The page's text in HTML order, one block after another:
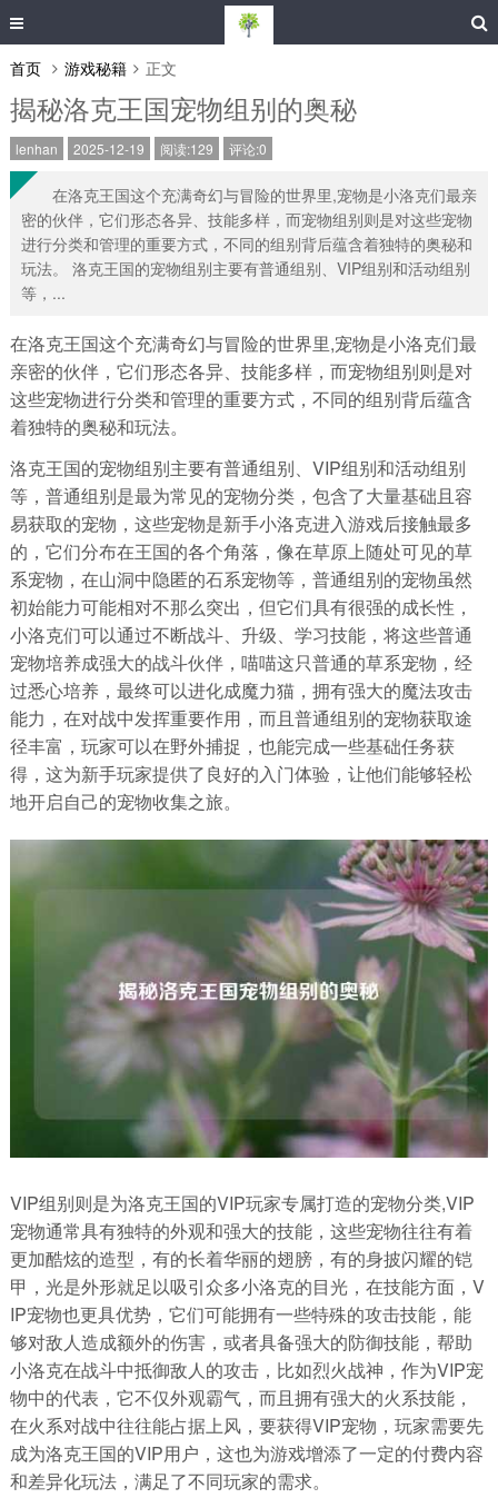
首页 游戏秘籍 正文
揭秘洛克王国宠物组别的奥秘
lenhan 2025-12-19 阅读:129 评论:0
在洛克王国这个充满奇幻与冒险的世界里,宠物是小洛克们最亲
密的伙伴，它们形态各异、技能多样，而宠物组别则是对这些宠物
进行分类和管理的重要方式，不同的组别背后蕴含着独特的奥秘和
玩法。 洛克王国的宠物组别主要有普通组别、VIP组别和活动组别
等，...
在洛克王国这个充满奇幻与冒险的世界里,宠物是小洛克们最
亲密的伙伴，它们形态各异、技能多样，而宠物组别则是对
这些宠物进行分类和管理的重要方式，不同的组别背后蕴含
着独特的奥秘和玩法。
洛克王国的宠物组别主要有普通组别、VIP组别和活动组别
等，普通组别是最为常见的宠物分类，包含了大量基础且容
易获取的宠物，这些宠物是新手小洛克进入游戏后接触最多
的，它们分布在王国的各个角落，像在草原上随处可见的草
系宠物，在山洞中隐匿的石系宠物等，普通组别的宠物虽然
初始能力可能相对不那么突出，但它们具有很强的成长性，
小洛克们可以通过不断战斗、升级、学习技能，将这些普通
宠物培养成强大的战斗伙伴，喵喵这只普通的草系宠物，经
过悉心培养，最终可以进化成魔力猫，拥有强大的魔法攻击
能力，在对战中发挥重要作用，而且普通组别的宠物获取途
径丰富，玩家可以在野外捕捉，也能完成一些基础任务获
得，这为新手玩家提供了良好的入门体验，让他们能够轻松
地开启自己的宠物收集之旅。
VIP组别则是为洛克王国的VIP玩家专属打造的宠物分类,VIP
宠物通常具有独特的外观和强大的技能，这些宠物往往有着
更加酷炫的造型，有的长着华丽的翅膀，有的身披闪耀的铠
甲，光是外形就足以吸引众多小洛克的目光，在技能方面，V
IP宠物也更具优势，它们可能拥有一些特殊的攻击技能，能
够对敌人造成额外的伤害，或者具备强大的防御技能，帮助
小洛克在战斗中抵御敌人的攻击，比如烈火战神，作为VIP宠
物中的代表，它不仅外观霸气，而且拥有强大的火系技能，
在火系对战中往往能占据上风，要获得VIP宠物，玩家需要先
成为洛克王国的VIP用户，这也为游戏增添了一定的付费内容
和差异化玩法，满足了不同玩家的需求。